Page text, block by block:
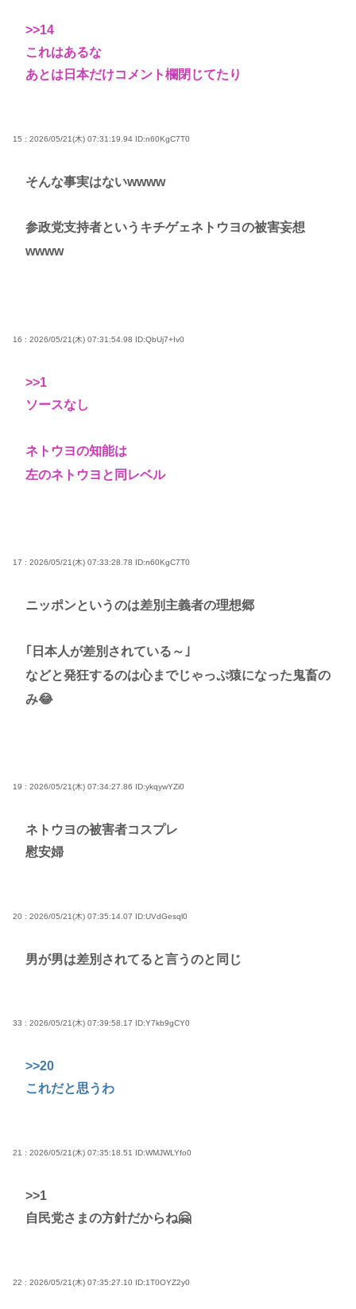
>>14
これはあるな
あとは日本だけコメント欄閉じてたり
15 : 2026/05/21(木) 07:31:19.94 ID:n60KgC7T0
そんな事実はないwwww
参政党支持者というキチゲェネトウヨの被害妄想
wwww
16 : 2026/05/21(木) 07:31:54.98 ID:QbUj7+Iv0
>>1
ソースなし
ネトウヨの知能は
左のネトウヨと同レベル
17 : 2026/05/21(木) 07:33:28.78 ID:n60KgC7T0
ニッポンというのは差別主義者の理想郷
｢日本人が差別されている～｣
などと発狂するのは心までじゃっぷ猿になった鬼畜の
み😂
19 : 2026/05/21(木) 07:34:27.86 ID:ykqywYZi0
ネトウヨの被害者コスプレ
慰安婦
20 : 2026/05/21(木) 07:35:14.07 ID:UVdGesql0
男が男は差別されてると言うのと同じ
33 : 2026/05/21(木) 07:39:58.17 ID:Y7kb9gCY0
>>20
これだと思うわ
21 : 2026/05/21(木) 07:35:18.51 ID:WMJWLYfo0
>>1
自民党さまの方針だからね🤗
22 : 2026/05/21(木) 07:35:27.10 ID:1T0OYZ2y0